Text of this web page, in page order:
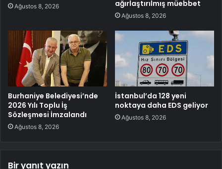
Ağustos 8, 2026 ağırlaştırılmış müebbet
Ağustos 8, 2026
Burhaniye Belediyesi’nde
2026 Yılı Toplu İş
Sözleşmesi İmzalandı
Ağustos 8, 2026
İstanbul’da 128 yeni
noktaya daha EDS geliyor
Ağustos 8, 2026
Bir yanıt yazın